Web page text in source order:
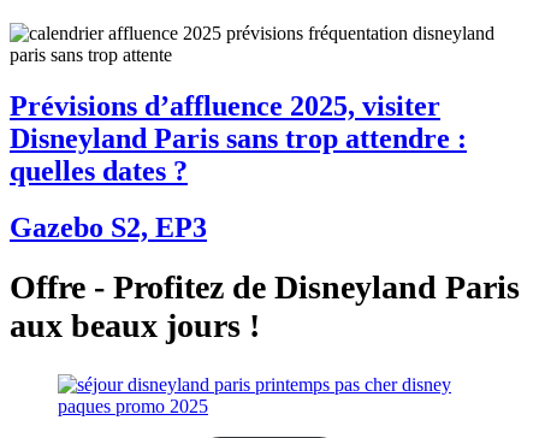
Prévisions d’affluence 2025, visiter
Disneyland Paris sans trop attendre :
quelles dates ?
Gazebo S2, EP3
Offre - Profitez de Disneyland Paris
aux beaux jours !